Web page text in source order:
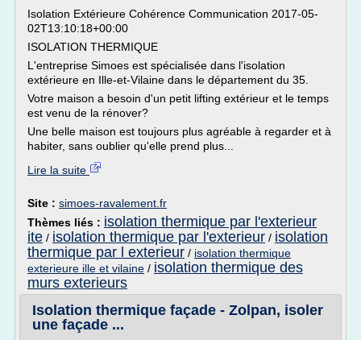
Isolation Extérieure Cohérence Communication 2017-05-
02T13:10:18+00:00
ISOLATION THERMIQUE
L'entreprise Simoes est spécialisée dans l'isolation
extérieure en Ille-et-Vilaine dans le département du 35.
Votre maison a besoin d'un petit lifting extérieur et le temps
est venu de la rénover?
Une belle maison est toujours plus agréable à regarder et à
habiter, sans oublier qu'elle prend plus...
Lire la suite
Site : simoes-ravalement.fr
Thèmes liés : isolation thermique par l'exterieur
ite / isolation thermique par l'exterieur / isolation
thermique par l exterieur / isolation thermique
exterieure ille et vilaine / isolation thermique des
murs exterieurs
Isolation thermique façade - Zolpan, isoler
une façade ...